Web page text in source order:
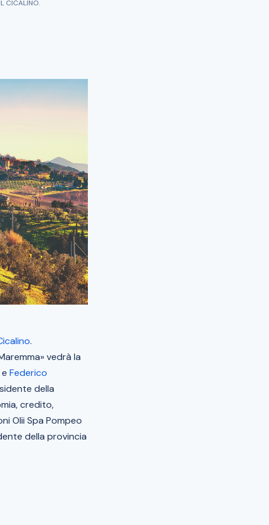
CICALINO.
.
» vedrà la
e Federico
della
credito,
Olii Spa Pompeo
della provincia